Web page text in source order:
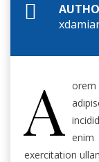
A
exercitation